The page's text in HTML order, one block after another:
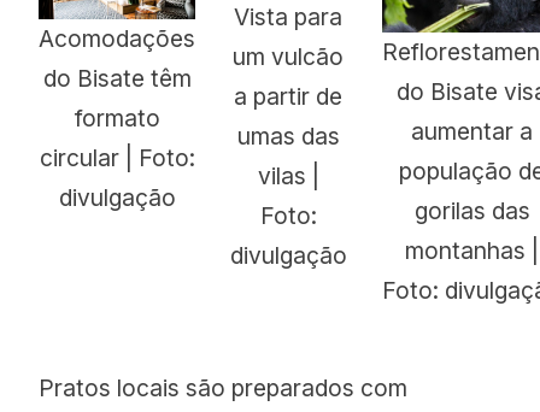
Acomodações
do Bisate têm
formato
circular | Foto:
divulgação
Vista para
um vulcão
a partir de
umas das
vilas |
Foto:
divulgação
do Bisate
aumentar a
população
gorilas das
montanhas |
Foto:
Pratos locais são preparados com